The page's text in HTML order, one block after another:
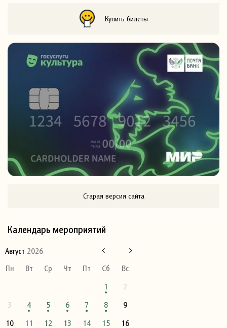
Купить билеты
Старая версия сайта
Календарь мероприятий
Август 2026
Пн
Вт Ср Чт Пт Сб
Вс
1
2
3
4 5 6 7 8
9
10
11 12 13 14 15
16